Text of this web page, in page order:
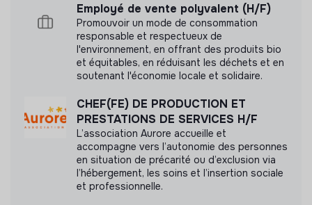
Pratiques et politiques internes
Avantages sociaux
Initiatives éco-responsables
Partage de la valeur
Rémunération équitable
Diversité et inclusion
Employé de vente polyvalent (H/F)
Promouvoir un mode de consommation
responsable et respectueux de
l'environnement, en offrant des produits bio
et équitables, en réduisant les déchets et en
soutenant l'économie locale et solidaire.
CHEF(FE) DE PRODUCTION ET
PRESTATIONS DE SERVICES H/F
L’association Aurore accueille et
accompagne vers l’autonomie des personnes
en situation de précarité ou d’exclusion via
l’hébergement, les soins et l’insertion sociale
et professionnelle.